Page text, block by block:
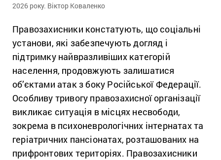
2026 року. Віктор Коваленко
Правозахисники констатують, що соціальні
установи, які забезпечують догляд і
підтримку найвразливіших категорій
населення, продовжують залишатися
об’єктами атак з боку Російської Федерації.
Особливу тривогу правозахисної організації
викликає ситуація в місцях несвободи,
зокрема в психоневрологічних інтернатах та
геріатричних пансіонатах, розташованих на
прифронтових територіях. Правозахисники